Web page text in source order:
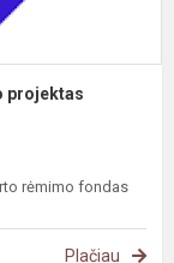
projektas
rėmimo fondas
Plačiau